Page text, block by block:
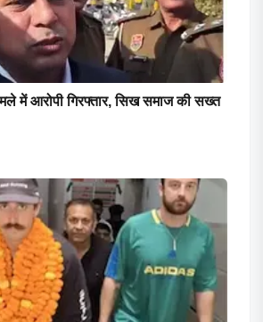
में आरोपी गिरफ्तार, सिख समाज की सख्त